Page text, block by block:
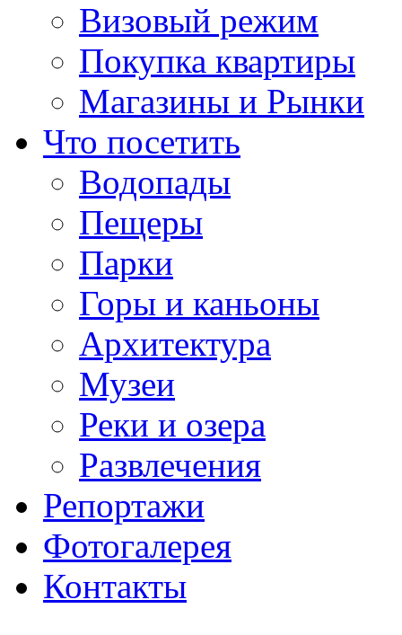
Визовый режим
Покупка квартиры
Магазины и Рынки
Что посетить
Водопады
Пещеры
Парки
Горы и каньоны
Архитектура
Музеи
Реки и озера
Развлечения
Репортажи
Фотогалерея
Контакты